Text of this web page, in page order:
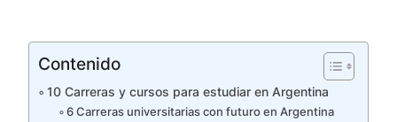
Contenido
10 Carreras y cursos para estudiar en Argentina
6 Carreras universitarias con futuro en Argentina